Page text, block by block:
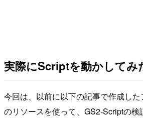
実際にScriptを動かしてみ
今回は、以前に以下の記事で作成し
のリソースを使って、GS2-Scriptの検